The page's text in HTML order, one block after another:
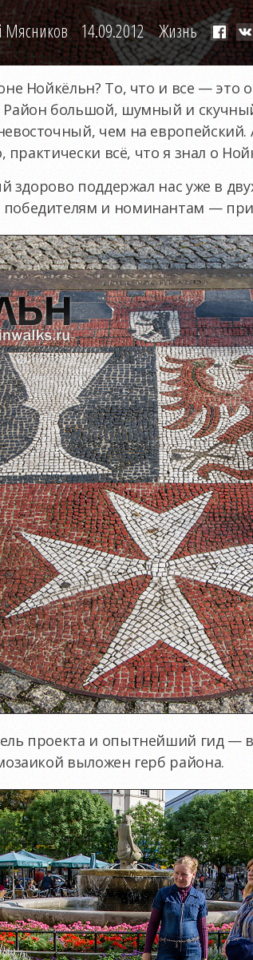
Мясников14.09.2012Жизнь
Нойкёльн? То, что и все — это
большой, шумный и
чем на
практически всё, что я знал о
здорово поддержал нас уже в
и номинантам —
проекта и опытнейший гид —
выложен герб района.